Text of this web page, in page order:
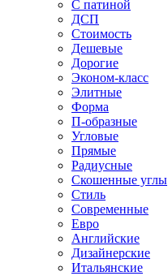
С патиной
ДСП
Стоимость
Дешевые
Дорогие
Эконом-класс
Элитные
Форма
П-образные
Угловые
Прямые
Радиусные
Скошенные углы
Стиль
Современные
Евро
Английские
Дизайнерские
Итальянские